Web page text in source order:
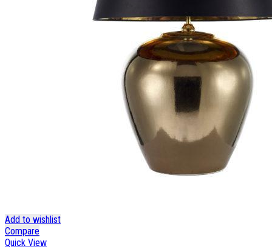
Add to wishlist
Compare
Quick View